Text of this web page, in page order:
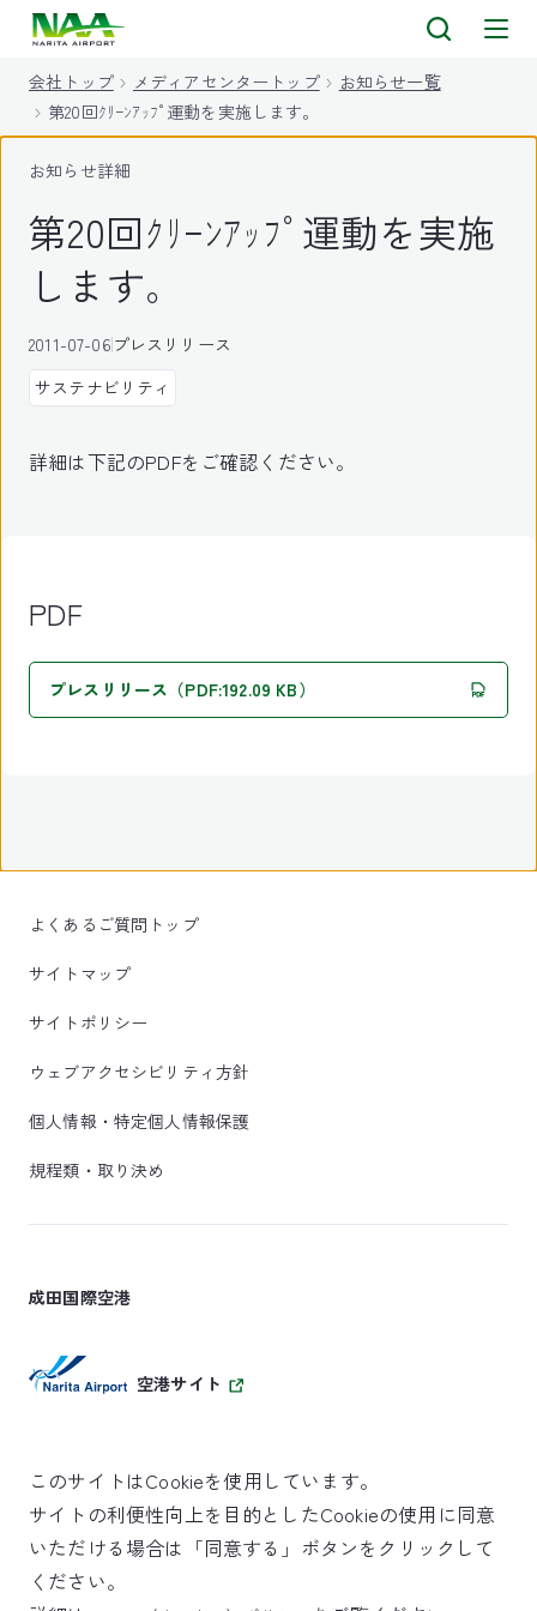
会社トップ メディアセンタートップ
お知らせ一覧
第20回ｸﾘｰﾝｱｯﾌﾟ運動を実施します。
お知らせ詳細
第20回ｸﾘｰﾝｱｯﾌﾟ運動を実施
します。
2011-07-06プレスリリース
サステナビリティ
詳細は下記のPDFをご確認ください。
PDF
プレスリリース（PDF:192.09 KB）
よくあるご質問トップ
サイトマップ
サイトポリシー
ウェブアクセシビリティ方針
個人情報・特定個人情報保護
規程類・取り決め
成田国際空港
空港サイト
SKYTRAX
5スターエアポート
このサイトはCookieを使用しています。
サイトの利便性向上を目的としたCookieの使用に同意
いただける場合は「同意する」ボタンをクリックして
ください。